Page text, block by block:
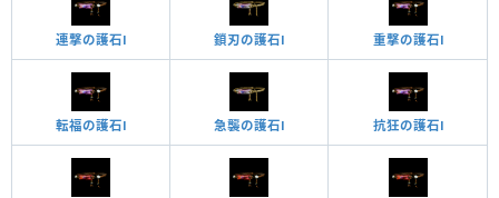
連撃の護石Ⅰ 鎖刃の護石Ⅰ 重撃の護石Ⅰ
転福の護石Ⅰ 急襲の護石Ⅰ 抗狂の護石Ⅰ